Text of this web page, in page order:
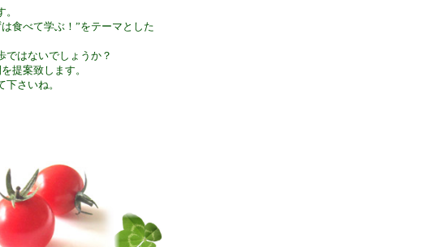
食べて学ぶ！”をテーマとした
ではないでしょうか？
提案致します。
さいね。